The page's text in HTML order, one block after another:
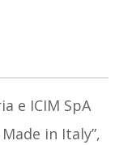
e ICIM SpA
in Italy”,